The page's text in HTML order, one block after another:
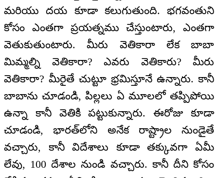
మరియు దయ కూడా కలుగుతుంది. భగవంతుని
కోసం ఎంతగా ప్రయత్నము చేస్తుంటారు, ఎంతగా
వెతుకుతుంటారు. మీరు వెతికారా లేక బాబా
మిమ్మల్ని వెతికారా? ఎవరు వెతికారు? మీరు
వెతికారా? మీరైతే చుట్టూ భ్రమిస్తూనే ఉన్నారు. కానీ
బాబాను చూడండి, పిల్లలు ఏ మూలలో తప్పిపోయి
ఉన్నా కానీ వెతికి పట్టుకున్నారు. ఈరోజు కూడా
చూడండి, భారత్‌లోని అనేక రాష్ట్రాల నుండైతే
వచ్చారు, కానీ విదేశాలు కూడా తక్కువగా ఏమీ
లేవు, 100 దేశాల నుండి వచ్చారు. కానీ దీని కోసం